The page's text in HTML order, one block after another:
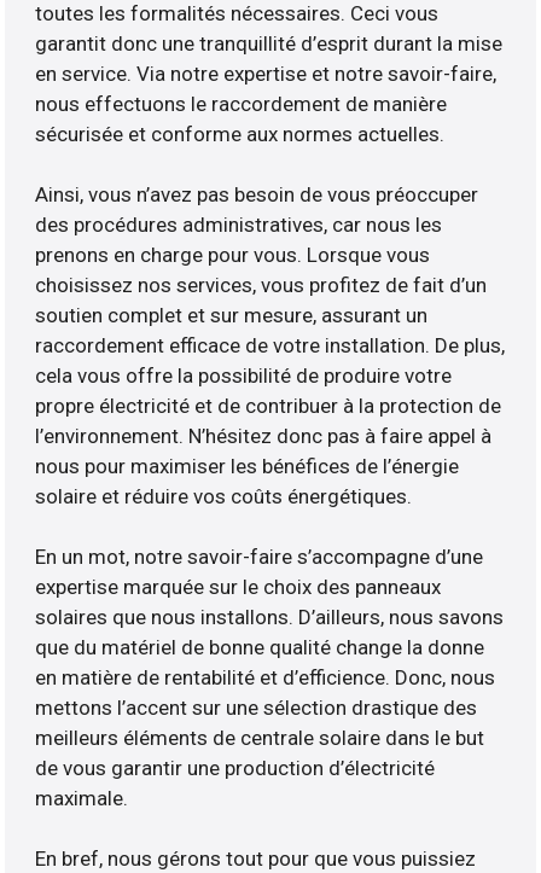
toutes les formalités nécessaires. Ceci vous
garantit donc une tranquillité d’esprit durant la mise
en service. Via notre expertise et notre savoir-faire,
nous effectuons le raccordement de manière
sécurisée et conforme aux normes actuelles.
Ainsi, vous n’avez pas besoin de vous préoccuper
des procédures administratives, car nous les
prenons en charge pour vous. Lorsque vous
choisissez nos services, vous profitez de fait d’un
soutien complet et sur mesure, assurant un
raccordement efficace de votre installation. De plus,
cela vous offre la possibilité de produire votre
propre électricité et de contribuer à la protection de
l’environnement. N’hésitez donc pas à faire appel à
nous pour maximiser les bénéfices de l’énergie
solaire et réduire vos coûts énergétiques.
En un mot, notre savoir-faire s’accompagne d’une
expertise marquée sur le choix des panneaux
solaires que nous installons. D’ailleurs, nous savons
que du matériel de bonne qualité change la donne
en matière de rentabilité et d’efficience. Donc, nous
mettons l’accent sur une sélection drastique des
meilleurs éléments de centrale solaire dans le but
de vous garantir une production d’électricité
maximale.
En bref, nous gérons tout pour que vous puissiez